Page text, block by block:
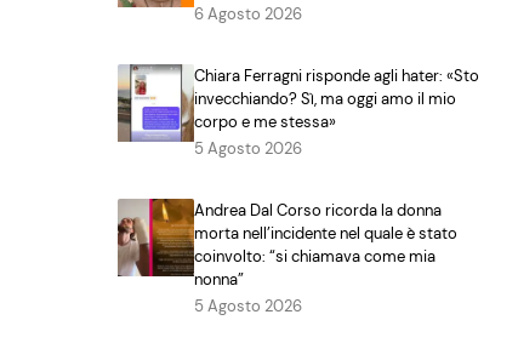
6 Agosto 2026
Chiara Ferragni risponde agli hater: «Sto
invecchiando? Sì, ma oggi amo il mio
corpo e me stessa»
5 Agosto 2026
Andrea Dal Corso ricorda la donna
morta nell’incidente nel quale è stato
coinvolto: “si chiamava come mia
nonna”
5 Agosto 2026